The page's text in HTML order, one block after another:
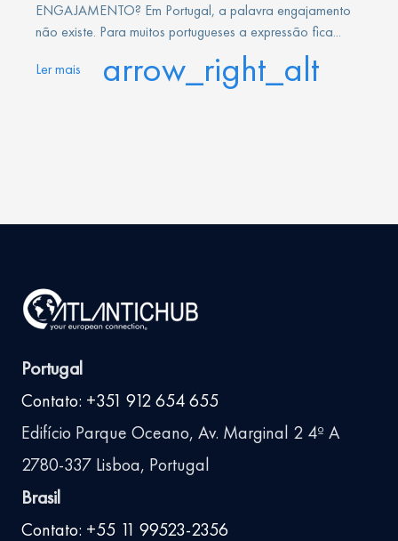
ENGAJAMENTO? Em Portugal, a palavra engajamento
não existe. Para muitos portugueses a expressão fica...
Ler mais arrow_right_alt
Portugal
Contato: +351 912 654 655
Edifício Parque Oceano, Av. Marginal 2 4º A
2780-337 Lisboa, Portugal
Brasil
Contato: +55 11 99523-2356